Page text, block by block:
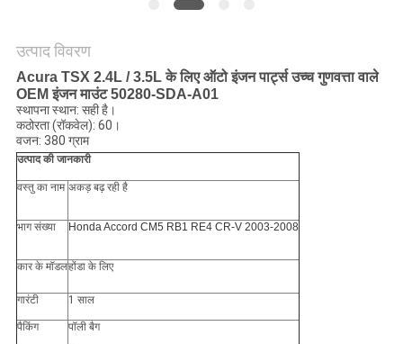
उत्पाद विवरण
Acura TSX 2.4L / 3.5L के लिए ऑटो इंजन पार्ट्स उच्च गुणवत्ता वाले
OEM इंजन माउंट 50280-SDA-A01
स्थापना स्थान: सही है।
कठोरता (रॉकवेल): 60।
वजन: 380 ग्राम
उत्पाद की जानकारी
वस्तु का नाम अकड़ बढ़ रही है
भाग संख्या Honda Accord CM5 RB1 RE4 CR-V 2003-2008
कार के मॉडलहोंडा के लिए
गारंटी 1 साल
पैकिंग पॉली बैग